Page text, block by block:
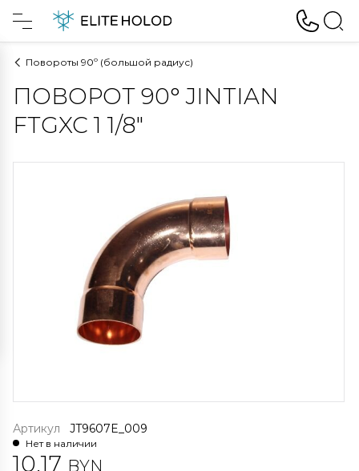
Повороты 90º (большой радиус)
ПОВОРОТ 90° JINTIAN
FTGXC 1 1/8"
Артикул JT9607E_009
Нет в наличии
10.17 BYN